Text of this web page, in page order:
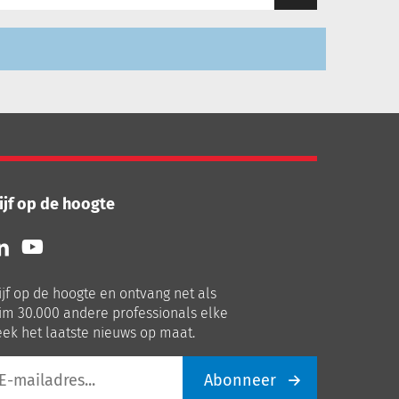
op de hoogte
Volg
ons
Youtube
op de hoogte en ontvang net als
30.000 andere professionals elke
het laatste nieuws op maat.
Abonneer